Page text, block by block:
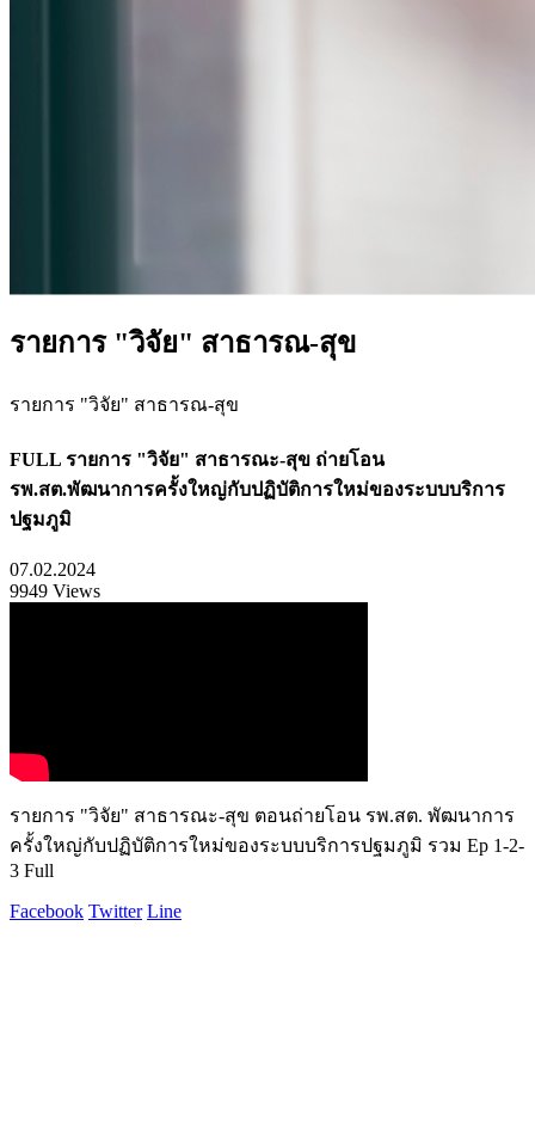
รายการ "วิจัย" สาธารณ-สุข
รายการ "วิจัย" สาธารณ-สุข
FULL รายการ "วิจัย" สาธารณะ-สุข ถ่ายโอน
รพ.สต.พัฒนาการครั้งใหญ่กับปฏิบัติการใหม่ของระบบบริการ
ปฐมภูมิ
07.02.2024
9949 Views
รายการ "วิจัย" สาธารณะ-สุข ตอนถ่ายโอน รพ.สต. พัฒนาการ
ครั้งใหญ่กับปฏิบัติการใหม่ของระบบบริการปฐมภูมิ รวม Ep 1-2-
3 Full
Facebook Twitter Line